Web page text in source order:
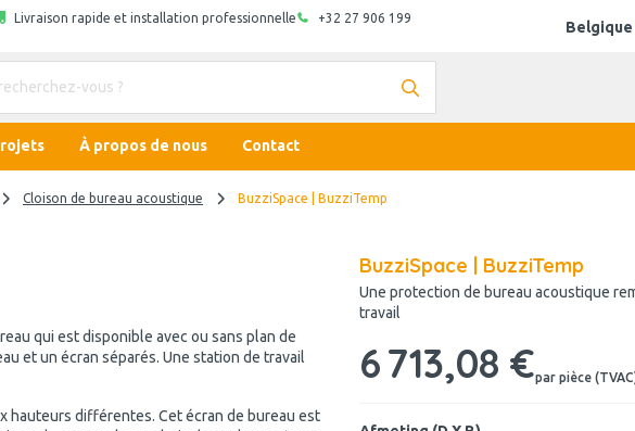
Livraison rapide et installation professionnelle
+32 27 906 199
Belgique
À propos de nous Contact
Cloison de bureau acoustique BuzziSpace | BuzziTemp
BuzziSpace | BuzziTemp
Une protection de bureau acoustique
travail
6 713,08 €par pièce
qui est disponible avec ou sans plan de
et un écran séparés. Une station de travail
hauteurs différentes. Cet écran de bureau est